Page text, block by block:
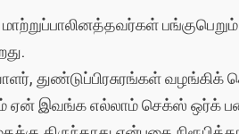
துண்டுப்பிரசுரங்கள்
இவங்க எல்லாம் செக்ஸ் ஒர்க்